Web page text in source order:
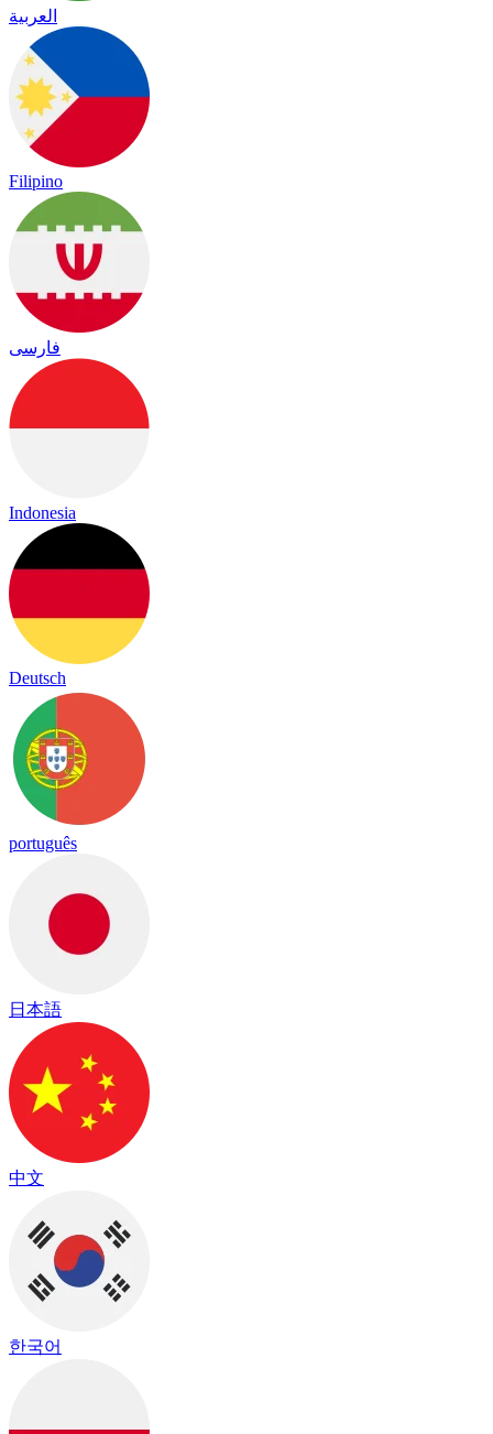
العربية
Filipino
فارسی
Indonesia
Deutsch
português
日本語
中文
한국어